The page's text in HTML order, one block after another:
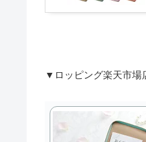
▼ロッピング楽天市場